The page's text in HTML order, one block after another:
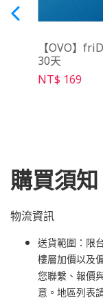
【OVO】
30天
NT$ 169
購買須知
物流資訊
送貨範圍：限
樓層加價以及
您聯繫、報價
意。地區列表